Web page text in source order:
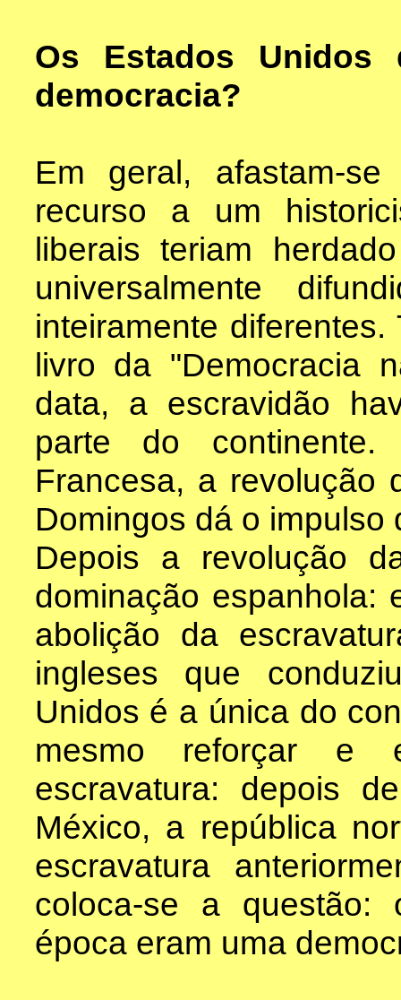
Os Estados Unidos
democracia?
Em geral, afastam-
recurso a um
liberais teriam
universalmente
inteiramente
livro da "Democracia
data, a escravidão
parte do
Francesa, a revolução
Domingos dá o
Depois a revolução
dominação espanhola:
abolição da
ingleses que
Unidos é a única do
mesmo reforçar e
escravatura: depois
México, a república
escravatura
coloca-se a questão:
época eram uma